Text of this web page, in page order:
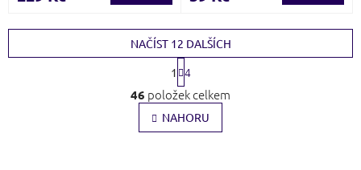
O
v
l
á
NAČÍST 12 DALŠÍCH
S
t
r
á
n
k
1
4
46 položek celkem
NAHORU